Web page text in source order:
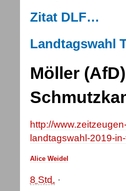
Zitat DLF…
Landtagswahl
Möller
http://
landtagswahl-2019-
Alice Weidel
8 Std. ·